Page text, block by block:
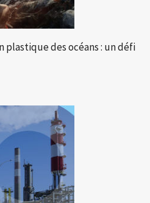
plastique des océans : un défi